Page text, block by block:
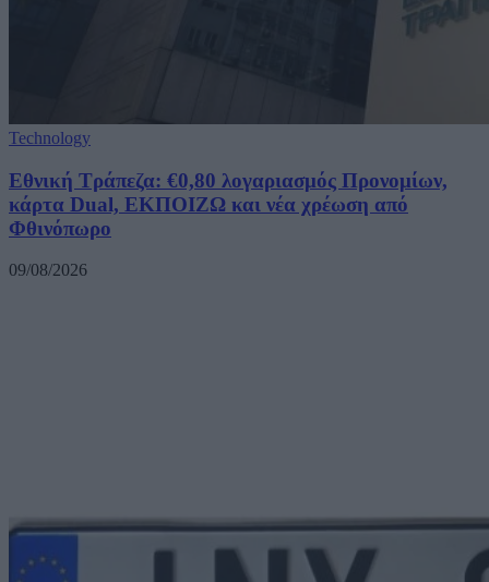
Technology
Εθνική Τράπεζα: €0,80 λογαριασμός Προνομίων,
κάρτα Dual, ΕΚΠΟΙΖΩ και νέα χρέωση από
Φθινόπωρο
09/08/2026